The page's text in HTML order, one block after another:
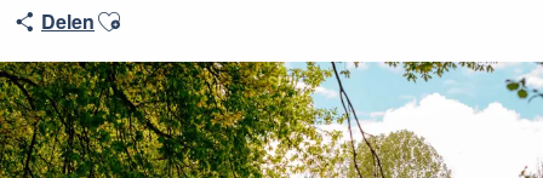
DelenAjouter aux favoris